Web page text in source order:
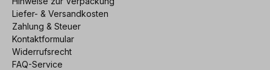
Liefer- & Versandkosten
Zahlung & Steuer
Kontaktformular
Widerrufsrecht
FAQ-Service